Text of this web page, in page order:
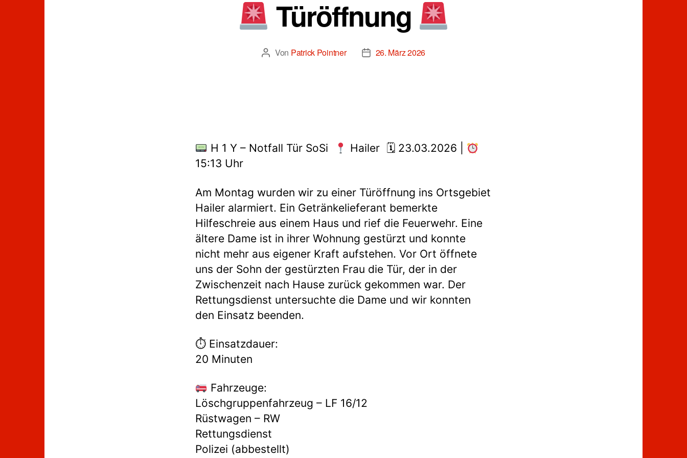
Türöffnung
Beitragsautor
Von Patrick Pointner Beitragsdatum
26. März 2026
H 1 Y – Notfall Tür SoSi
Hailer 🗓 23.03.2026 |
15:13 Uhr
Am Montag wurden wir zu einer Türöffnung ins Ortsgebiet
Hailer alarmiert. Ein Getränkelieferant bemerkte
Hilfeschreie aus einem Haus und rief die Feuerwehr. Eine
ältere Dame ist in ihrer Wohnung gestürzt und konnte
nicht mehr aus eigener Kraft aufstehen. Vor Ort öffnete
uns der Sohn der gestürzten Frau die Tür, der in der
Zwischenzeit nach Hause zurück gekommen war. Der
Rettungsdienst untersuchte die Dame und wir konnten
den Einsatz beenden.
⏱ Einsatzdauer:
20 Minuten
Fahrzeuge:
Löschgruppenfahrzeug – LF 16/12
Rüstwagen – RW
Rettungsdienst
Polizei (abbestellt)